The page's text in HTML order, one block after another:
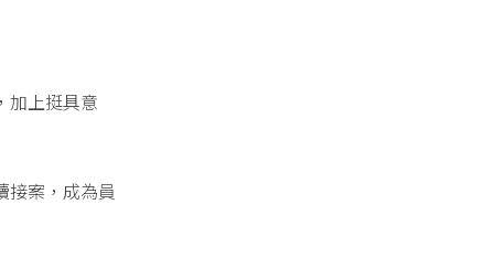
加上挺具意
接案，成為員